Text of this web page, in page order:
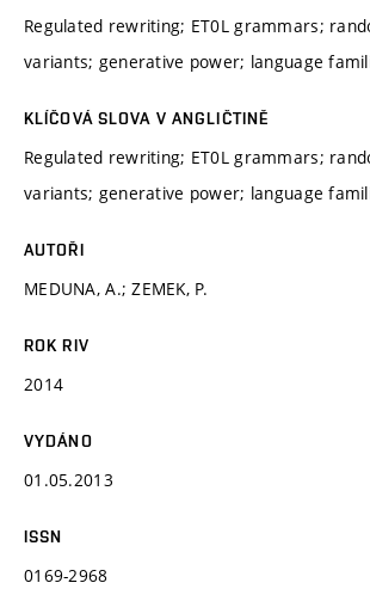
Regulated rewriting; ET0L grammars;
variants; generative power; language
KLÍČOVÁ SLOVA V ANGLIČTINĚ
Regulated rewriting; ET0L grammars;
variants; generative power; language
AUTOŘI
MEDUNA, A.; ZEMEK, P.
ROK RIV
2014
VYDÁNO
01.05.2013
ISSN
0169-2968